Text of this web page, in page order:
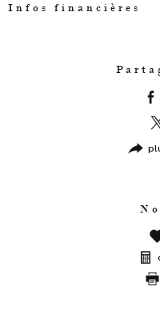
Infos financières